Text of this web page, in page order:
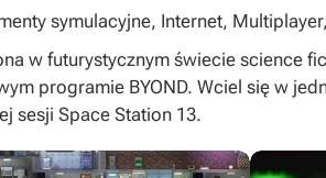
symulacyjne, Internet,
za darmo
w futurystycznym świecie science
programie BYOND. Wciel się w
sesji Space Station 13.